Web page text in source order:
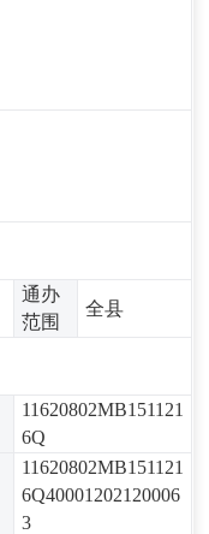
通办
范围
全县
11620802MB151121
6Q
11620802MB151121
6Q40001202120006
3